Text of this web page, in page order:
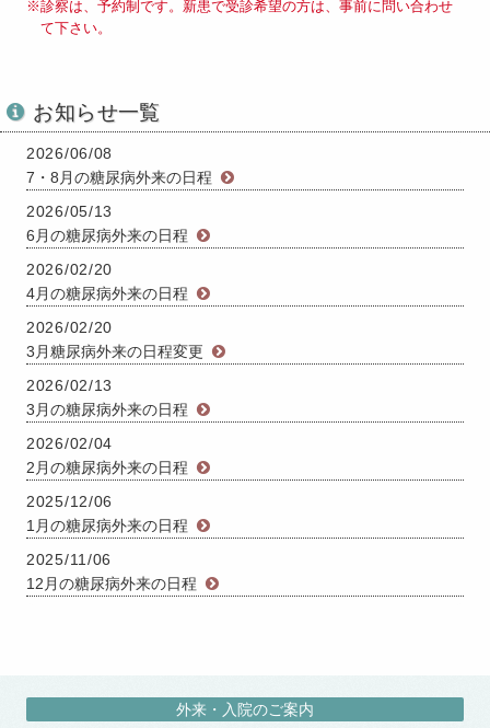
診察は、予約制です。新患で受診希望の方は、事前に問い合わせ
て下さい。
お知らせ一覧
2026/06/08
7・8月の糖尿病外来の日程
2026/05/13
6月の糖尿病外来の日程
2026/02/20
4月の糖尿病外来の日程
2026/02/20
3月糖尿病外来の日程変更
2026/02/13
3月の糖尿病外来の日程
2026/02/04
2月の糖尿病外来の日程
2025/12/06
1月の糖尿病外来の日程
2025/11/06
12月の糖尿病外来の日程
外来・入院のご案内